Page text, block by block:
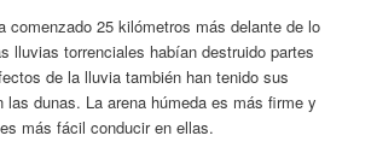
comenzado 25 kilómetros más delante de lo
lluvias torrenciales habían destruido partes
de la lluvia también han tenido sus
las dunas. La arena húmeda es más firme y
más fácil conducir en ellas.